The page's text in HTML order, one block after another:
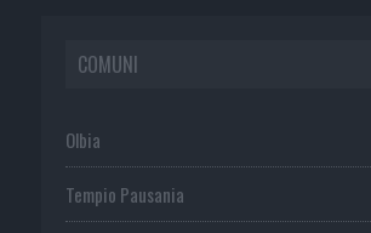
COMUNI
Olbia
Tempio Pausania